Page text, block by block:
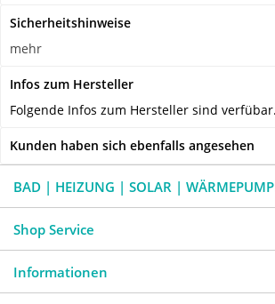
Sicherheitshinweise
mehr
Infos zum Hersteller
Folgende Infos zum Hersteller sind
Kunden haben sich ebenfalls angesehen
BAD | HEIZUNG | SOLAR |
Shop Service
Informationen